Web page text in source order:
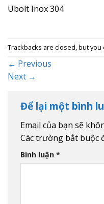
Ubolt Inox 304
Trackbacks are closed, but you
← Previous
Next →
Để lại một bình
Email của bạn sẽ
Các trường bắt buộc
Bình luận *